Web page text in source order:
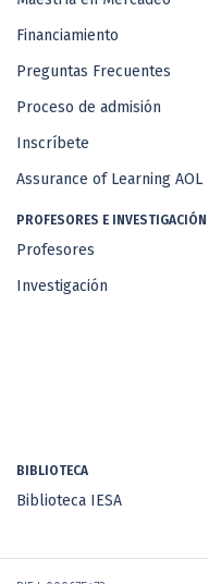
Financiamiento
Preguntas Frecuentes
Proceso de admisión
Inscríbete
Assurance of Learning AOL
PROFESORES E INVESTIGACIÓN
Profesores
Investigación
BIBLIOTECA
Biblioteca IESA